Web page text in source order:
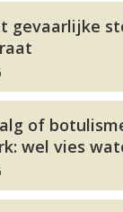
gevaarlijke
of
wel vies